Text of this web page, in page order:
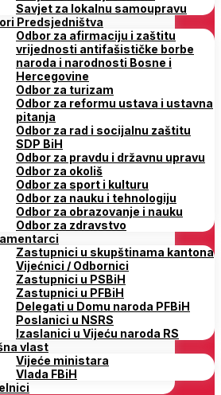
Savjet za lokalnu samoupravu
Predsjedništva
Odbor za afirmaciju i zaštitu
vrijednosti antifašističke borbe
naroda i narodnosti Bosne i
Hercegovine
Odbor za turizam
Odbor za reformu ustava i ustavna
pitanja
Odbor za rad i socijalnu zaštitu
SDP BiH
Odbor za pravdu i državnu upravu
Odbor za okoliš
Odbor za sport i kulturu
Odbor za nauku i tehnologiju
Odbor za obrazovanje i nauku
Odbor za zdravstvo
Zastupnici u skupštinama kantona
Vijećnici / Odbornici
Zastupnici u PSBiH
Zastupnici u PFBiH
Delegati u Domu naroda PFBiH
Poslanici u NSRS
Izaslanici u Vijeću naroda RS
vlast
Vijeće ministara
Vlada FBiH